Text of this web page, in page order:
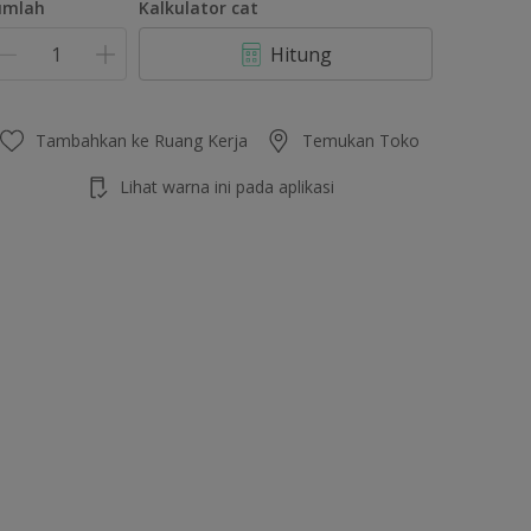
Kalkulator cat
Hitung
Tambahkan ke Ruang Kerja Temukan Toko
Lihat warna ini pada aplikasi